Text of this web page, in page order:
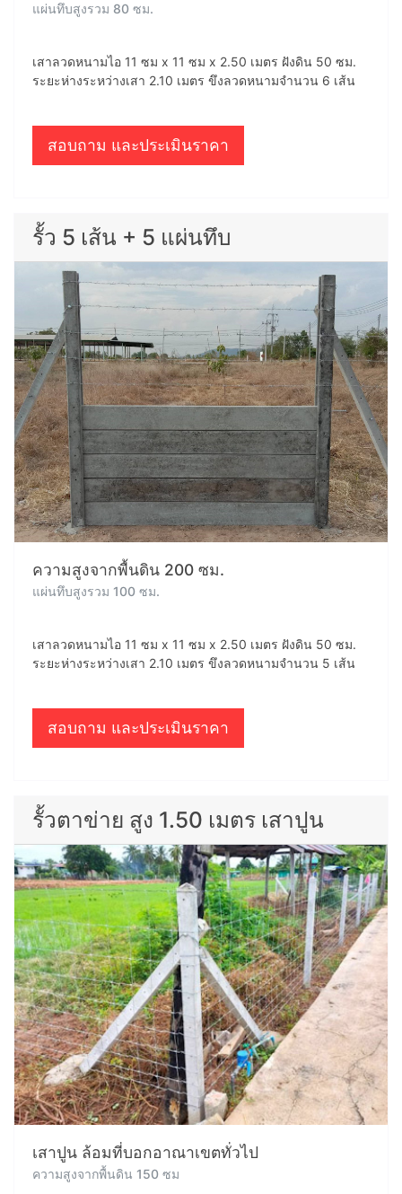
แผ่นทึบสูงรวม 80 ซม.
เสาลวดหนามไอ 11 ซม x 11 ซม x 2.50 เมตร ฝังดิน 50 ซม.
ระยะห่างระหว่างเสา 2.10 เมตร ขึงลวดหนามจำนวน 6 เส้น
สอบถาม และประเมินราคา
รั้ว 5 เส้น + 5 แผ่นทึบ
ความสูงจากพื้นดิน 200 ซม.
แผ่นทึบสูงรวม 100 ซม.
เสาลวดหนามไอ 11 ซม x 11 ซม x 2.50 เมตร ฝังดิน 50 ซม.
ระยะห่างระหว่างเสา 2.10 เมตร ขึงลวดหนามจำนวน 5 เส้น
สอบถาม และประเมินราคา
รั้วตาข่าย สูง 1.50 เมตร เสาปูน
เสาปูน ล้อมที่บอกอาณาเขตทั่วไป
ความสูงจากพื้นดิน 150 ซม